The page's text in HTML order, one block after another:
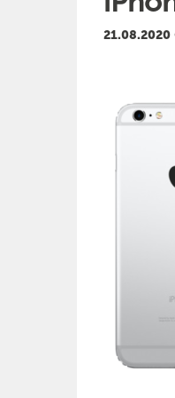
21.08.2020